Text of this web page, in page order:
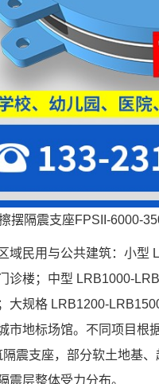
摆隔震支座FPSII-6000-
域民用与公共建筑：小型
诊楼；中型 LRB1000-
大规格 LRB1200-
市地标场馆。不同项目根
震支座，部分软土地基
震层整体受力分布。